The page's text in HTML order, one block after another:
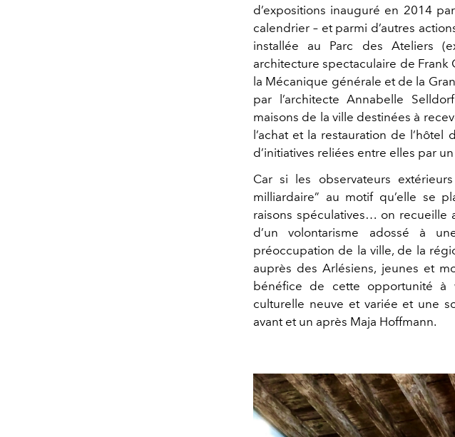
d’expositions inauguré en 2014
calendrier – et parmi d’autres
installée au Parc des Ateliers
architecture spectaculaire de Frank
la Mécanique générale et de la
par l’architecte Annabelle
maisons de la ville destinées à
l’achat et la restauration de
d’initiatives reliées entre elles par
Car si les observateurs
milliardaire” au motif qu’elle se
raisons spéculatives… on recueille
d’un volontarisme adossé à
préoccupation de la ville, de la
auprès des Arlésiens, jeunes et
bénéfice de cette opportunité à
culturelle neuve et variée et une
avant et un après Maja Hoffmann.